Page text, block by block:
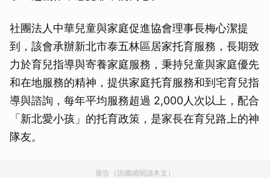
社團法人中華兒童與家庭促進協會理事長梅心潔提
到，該會承辦新北市泰五林區居家托育服務，長期致
力於育兒指導與寄養家庭服務，秉持兒童與家庭優先
和在地服務的精神，提供家庭托育服務和到宅育兒指
導與諮詢，每年平均服務超過 2,000人次以上，配合
「新北愛小孩」的托育政策，是家長在育兒路上的神
隊友。
廣告（請繼續閱讀本文）